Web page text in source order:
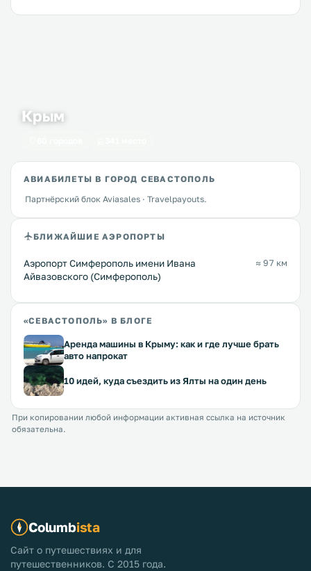
Крым
АВИАБИЛЕТЫ В ГОРОД СЕВАСТОПОЛЬ
Партнёрский блок Aviasales · Travelpayouts.
БЛИЖАЙШИЕ АЭРОПОРТЫ
Аэропорт Симферополь имени Ивана
Айвазовского (Симферополь)
≈ 97 км
«СЕВАСТОПОЛЬ» В БЛОГЕ
Аренда машины в Крыму: как и где лучше брать
авто напрокат
10 идей, куда съездить из Ялты на один день
При копировании любой информации активная ссылка на источник
обязательна.
Columbista
Сайт о путешествиях и для
путешественников. С 2015 года.